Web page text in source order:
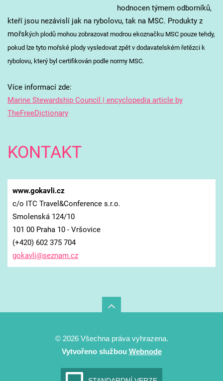
hodnocen týmem odborníků,
kteří jsou nezávislí jak na rybolovu, tak na MSC. Produkty z
mořských plodů mohou zobrazovat modrou ekoznačku MSC pouze tehdy,
pokud lze tyto mořské plody vysledovat zpět v dodavatelském řetězci k
rybolovu, který byl certifikován podle normy MSC.
Více informací zde:
Marine Stewardship Council | encyclopedia article by
TheFreeDictionary
KONTAKT
www.gokavli.cz
c/o ITC Travel&Conference s.r.o.
Smolenská 124/10
101 00 Praha 10 - Vršovice
(+420) 602 375 704
gokavli@seznam.cz
© 2026 Všechna práva vyhrazena.
Vytvořeno službou Webnode